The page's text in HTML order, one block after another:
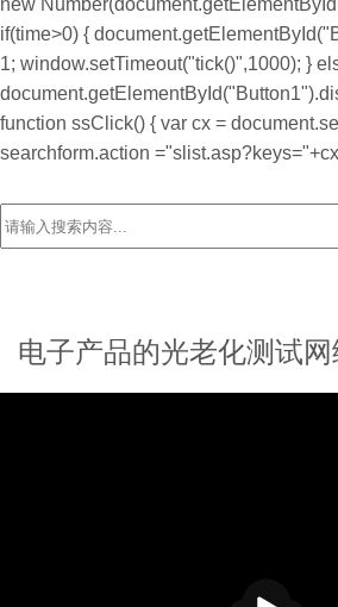
new
if(time>0) {
1; window.setTimeout("tick()",1000); }
function ssClick() { var cx =
searchform.action
电子产品的光老化测试